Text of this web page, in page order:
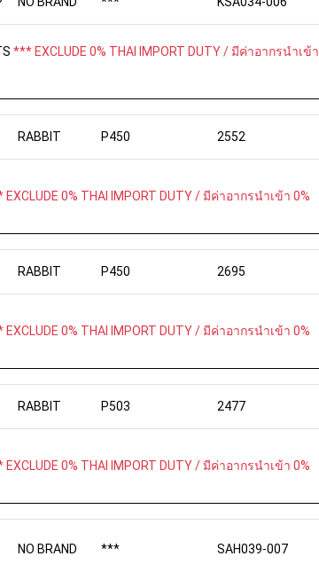
*** EXCLUDE 0% THAI IMPORT DUTY / มีค่าอากรนำเข้า
RABBIT P450 2552
EXCLUDE 0% THAI IMPORT DUTY / มีค่าอากรนำเข้า 0%
RABBIT P450 2695
EXCLUDE 0% THAI IMPORT DUTY / มีค่าอากรนำเข้า 0%
RABBIT P503 2477
EXCLUDE 0% THAI IMPORT DUTY / มีค่าอากรนำเข้า 0%
NO BRAND *** SAH039-007